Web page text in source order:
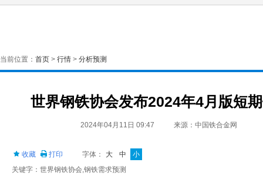
当前位置： 首页 > 行情 > 分析预测
世界钢铁协会发布2024年4月版短
2024年04月11日 09:47 来源：中国铁合金网
收藏 打印 字体： 大 中
小
关键字：世界钢铁协会,钢铁需求预测